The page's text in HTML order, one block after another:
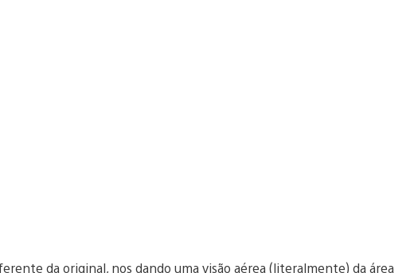
da original, nos dando uma visão aérea (literalmente) da área